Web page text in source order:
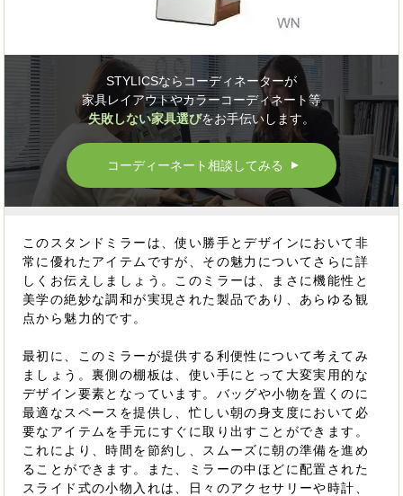
STYLICSならコーディネーターが
家具レイアウトやカラーコーディネート等
失敗しない家具選びをお手伝いします。
コーディーネート相談してみる ▲
このスタンドミラーは、使い勝手とデザインにおいて非
常に優れたアイテムですが、その魅力についてさらに詳
しくお伝えしましょう。このミラーは、まさに機能性と
美学の絶妙な調和が実現された製品であり、あらゆる観
点から魅力的です。
最初に、このミラーが提供する利便性について考えてみ
ましょう。裏側の棚板は、使い手にとって大変実用的な
デザイン要素となっています。バッグや小物を置くのに
最適なスペースを提供し、忙しい朝の身支度において必
要なアイテムを手元にすぐに取り出すことができます。
これにより、時間を節約し、スムーズに朝の準備を進め
ることができます。また、ミラーの中ほどに配置された
スライド式の小物入れは、日々のアクセサリーや時計、